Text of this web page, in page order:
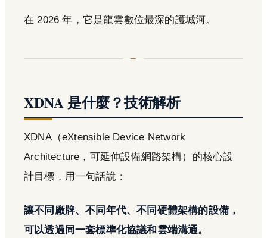
在 2026 年，它是龍雲數位最深的護城河。
XDNA 是什麼？技術解析
XDNA（eXtensible Device Network
Architecture，可延伸設備網路架構）的核心設
計目標，用一句話說：
讓不同廠牌、不同年代、不同硬體架構的設備，
可以透過同一套標準化協議和雲端溝通。